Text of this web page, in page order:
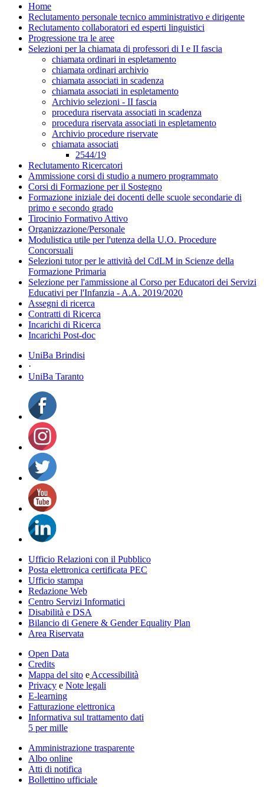
Home
Reclutamento personale tecnico amministrativo e dirigente
Reclutamento collaboratori ed esperti linguistici
Progressione tra le aree
Selezioni per la chiamata di professori di I e II fascia
chiamata ordinari in espletamento
chiamata ordinari archivio
chiamata associati in scadenza
chiamata associati in espletamento
Archivio selezioni - II fascia
procedura riservata associati in scadenza
procedura riservata associati in espletamento
Archivio procedure riservate
chiamata associati
2544/19
Reclutamento Ricercatori
Ammissione corsi di studio a numero programmato
Corsi di Formazione per il Sostegno
Formazione iniziale dei docenti delle scuole secondarie di
primo e secondo grado
Tirocinio Formativo Attivo
Organizzazione/Personale
Modulistica utile per l'utenza della U.O. Procedure
Concorsuali
Selezioni tutor per le attività del CdLM in Scienze della
Formazione Primaria
Selezione per l'ammissione al Corso per Educatori dei Servizi
Educativi per l'Infanzia - A.A. 2019/2020
Assegni di ricerca
Contratti di Ricerca
Incarichi di Ricerca
Incarichi Post-doc
UniBa Brindisi
·
UniBa Taranto
Ufficio Relazioni con il Pubblico
Posta elettronica certificata PEC
Ufficio stampa
Redazione Web
Centro Servizi Informatici
Disabilità e DSA
Bilancio di Genere & Gender Equality Plan
Area Riservata
Open Data
Credits
Mappa del sito e Accessibilità
Privacy e Note legali
E-learning
Fatturazione elettronica
Informativa sul trattamento dati
5 per mille
Amministrazione trasparente
Albo online
Atti di notifica
Bollettino ufficiale